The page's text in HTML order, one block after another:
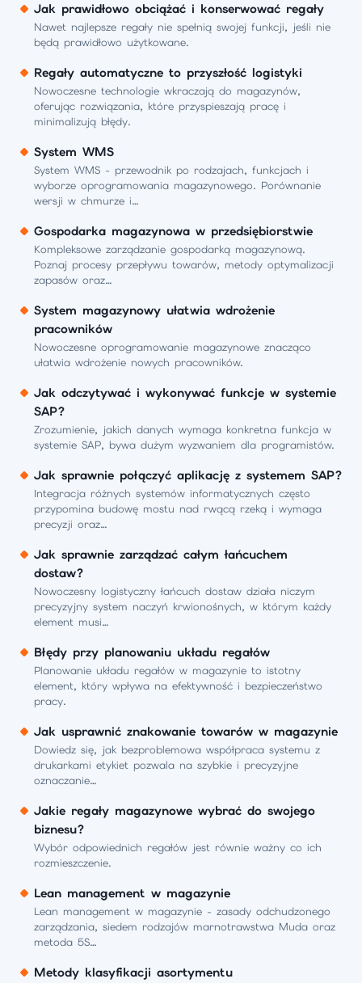
Jak prawidłowo obciążać i konserwować regały
Nawet najlepsze regały nie spełnią swojej funkcji, jeśli nie
będą prawidłowo użytkowane.
Regały automatyczne to przyszłość logistyki
Nowoczesne technologie wkraczają do magazynów,
oferując rozwiązania, które przyspieszają pracę i
minimalizują błędy.
System WMS
System WMS - przewodnik po rodzajach, funkcjach i
wyborze oprogramowania magazynowego. Porównanie
wersji w chmurze i…
Gospodarka magazynowa w przedsiębiorstwie
Kompleksowe zarządzanie gospodarką magazynową.
Poznaj procesy przepływu towarów, metody optymalizacji
zapasów oraz…
System magazynowy ułatwia wdrożenie
pracowników
Nowoczesne oprogramowanie magazynowe znacząco
ułatwia wdrożenie nowych pracowników.
Jak odczytywać i wykonywać funkcje w systemie
SAP?
Zrozumienie, jakich danych wymaga konkretna funkcja w
systemie SAP, bywa dużym wyzwaniem dla programistów.
Jak sprawnie połączyć aplikację z systemem SAP?
Integracja różnych systemów informatycznych często
przypomina budowę mostu nad rwącą rzeką i wymaga
precyzji oraz…
Jak sprawnie zarządzać całym łańcuchem
dostaw?
Nowoczesny logistyczny łańcuch dostaw działa niczym
precyzyjny system naczyń krwionośnych, w którym każdy
element musi…
Błędy przy planowaniu układu regałów
Planowanie układu regałów w magazynie to istotny
element, który wpływa na efektywność i bezpieczeństwo
pracy.
Jak usprawnić znakowanie towarów w magazynie
Dowiedz się, jak bezproblemowa współpraca systemu z
drukarkami etykiet pozwala na szybkie i precyzyjne
oznaczanie…
Jakie regały magazynowe wybrać do swojego
biznesu?
Wybór odpowiednich regałów jest równie ważny co ich
rozmieszczenie.
Lean management w magazynie
Lean management w magazynie - zasady odchudzonego
zarządzania, siedem rodzajów marnotrawstwa Muda oraz
metoda 5S…
Metody klasyfikacji asortymentu